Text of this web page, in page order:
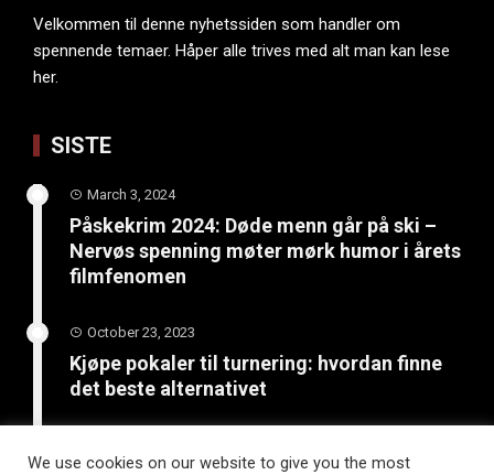
Velkommen til denne nyhetssiden som handler om
spennende temaer. Håper alle trives med alt man kan lese
her.
SISTE
March 3, 2024
Påskekrim 2024: Døde menn går på ski –
Nervøs spenning møter mørk humor i årets
filmfenomen
October 23, 2023
Kjøpe pokaler til turnering: hvordan finne
det beste alternativet
We use cookies on our website to give you the most